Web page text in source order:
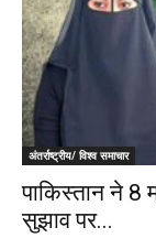
अंतर्राष्ट्रीय/ विश्व समाचार
पाकिस्तान ने 8
सुझाव पर...